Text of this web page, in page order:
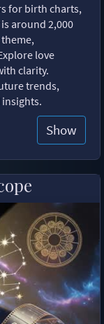
for birth charts,
around 2,000
love
clarity.
trends,
Show